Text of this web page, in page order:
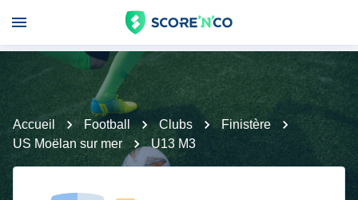
Accueil Football Clubs
Finistère
US Moëlan sur mer
U13 M3